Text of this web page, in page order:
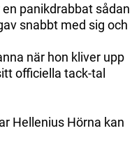
panikdrabbat sådan
snabbt med sig och
när hon kliver upp
officiella tack-tal
Hellenius Hörna kan